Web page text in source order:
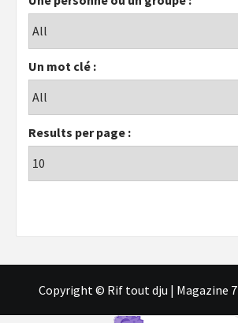
Un mot clé :
Results per page :
Copyright © Rif tout dju | Magazine 7